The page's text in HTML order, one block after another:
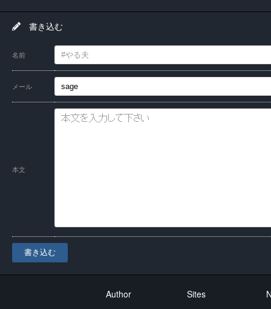
書き込む
名前
メール
本文
書き込む
Author Sites